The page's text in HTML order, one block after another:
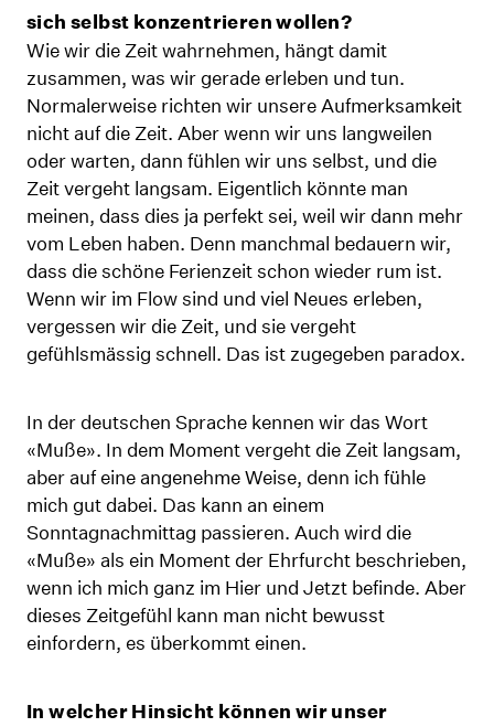
sich selbst konzentrieren wollen?
Wie wir die Zeit wahrnehmen, hängt damit
zusammen, was wir gerade erleben und tun.
Normalerweise richten wir unsere Aufmerksamkeit
nicht auf die Zeit. Aber wenn wir uns langweilen
oder warten, dann fühlen wir uns selbst, und die
Zeit vergeht langsam. Eigentlich könnte man
meinen, dass dies ja perfekt sei, weil wir dann mehr
vom Leben haben. Denn manchmal bedauern wir,
dass die schöne Ferienzeit schon wieder rum ist.
Wenn wir im Flow sind und viel Neues erleben,
vergessen wir die Zeit, und sie vergeht
gefühlsmässig schnell. Das ist zugegeben paradox.
In der deutschen Sprache kennen wir das Wort
«Muße». In dem Moment vergeht die Zeit langsam,
aber auf eine angenehme Weise, denn ich fühle
mich gut dabei. Das kann an einem
Sonntagnachmittag passieren. Auch wird die
«Muße» als ein Moment der Ehrfurcht beschrieben,
wenn ich mich ganz im Hier und Jetzt befinde. Aber
dieses Zeitgefühl kann man nicht bewusst
einfordern, es überkommt einen.
In welcher Hinsicht können wir unser